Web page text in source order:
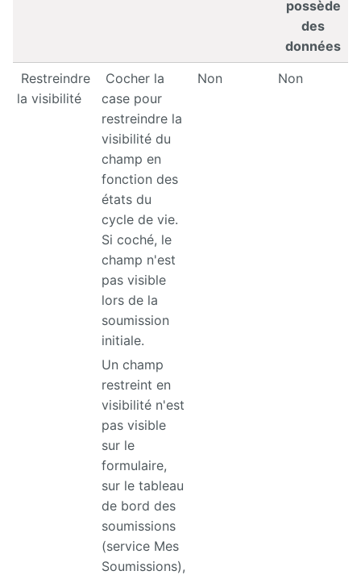
possède
des
données
Restreindre
la visibilité
Cocher la
case pour
restreindre la
visibilité du
champ en
fonction des
états du
cycle de vie.
Si coché, le
champ n'est
pas visible
lors de la
soumission
initiale.
Un champ
restreint en
visibilité n'est
pas visible
sur le
formulaire,
sur le tableau
de bord des
soumissions
(service Mes
Soumissions),
Non Non